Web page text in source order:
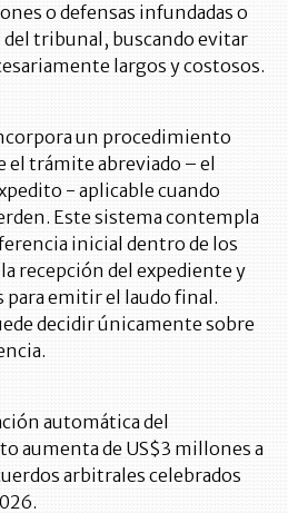
o defensas infundadas o
tribunal, buscando evitar
largos y costosos.
un procedimiento
el trámite abreviado – el
- aplicable cuando
Este sistema contempla
inicial dentro de los
recepción del expediente y
para emitir el laudo final.
decidir únicamente sobre
automática del
aumenta de US$3 millones a
arbitrales celebrados